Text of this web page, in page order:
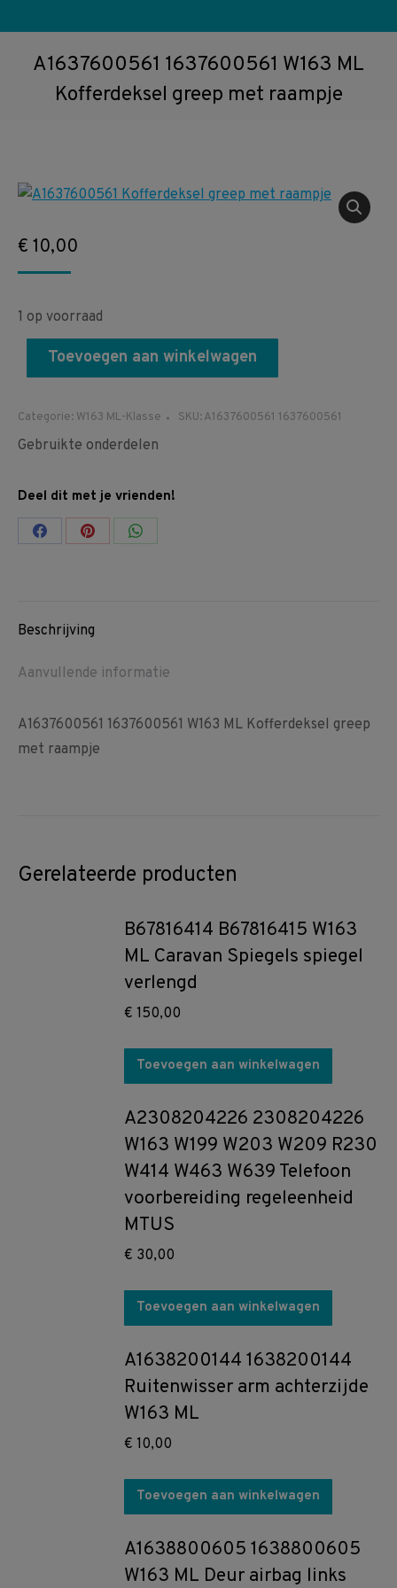
A1637600561 1637600561 W163 ML
Kofferdeksel greep met raampje
€ 10,00
1 op voorraad
Toevoegen aan winkelwagen
Categorie: W163 ML-Klasse SKU:A1637600561 1637600561
Gebruikte onderdelen
Deel dit met je vrienden!
Share Share Share
Beschrijving
Aanvullende informatie
A1637600561 1637600561 W163 ML Kofferdeksel greep
met raampje
Gerelateerde producten
B67816414 B67816415 W163
ML Caravan Spiegels spiegel
verlengd
€ 150,00
Toevoegen aan winkelwagen
A2308204226 2308204226
W163 W199 W203 W209 R230
W414 W463 W639 Telefoon
voorbereiding regeleenheid
MTUS
€ 30,00
Toevoegen aan winkelwagen
A1638200144 1638200144
Ruitenwisser arm achterzijde
W163 ML
€ 10,00
Toevoegen aan winkelwagen
A1638800605 1638800605
W163 ML Deur airbag links